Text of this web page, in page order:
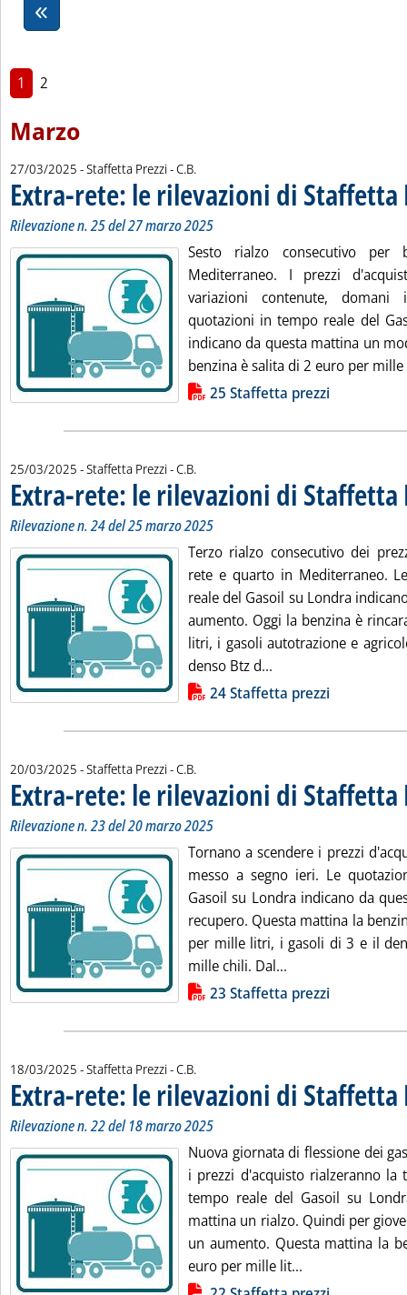
1 2
Marzo
27/03/2025 - Staffetta Prezzi -di:
C.B.
Extra-rete: le rilevazioni di Staffetta
Rilevazione n. 25 del 27 marzo 2025
Sesto rialzo consecutivo
Mediterraneo. I prezzi
variazioni contenute, domani
quotazioni in tempo reale del
indicano da questa mattina un
benzina è salita di 2 euro per mille
Lista allegati PDF alla notizia25 Staffetta prezzi
25/03/2025 - Staffetta Prezzi -di:
C.B.
Extra-rete: le rilevazioni di Staffetta
Rilevazione n. 24 del 25 marzo 2025
Terzo rialzo consecutivo dei
rete e quarto in Mediterraneo.
reale del Gasoil su Londra
aumento. Oggi la benzina è
litri, i gasoli autotrazione e
denso Btz d...
Lista allegati PDF alla notizia24 Staffetta prezzi
20/03/2025 - Staffetta Prezzi -di:
C.B.
Extra-rete: le rilevazioni di Staffetta
Rilevazione n. 23 del 20 marzo 2025
Tornano a scendere i prezzi
messo a segno ieri. Le
Gasoil su Londra indicano da
recupero. Questa mattina la
per mille litri, i gasoli di 3 e il
mille chili. Dal...
Lista allegati PDF alla notizia23 Staffetta prezzi
18/03/2025 - Staffetta Prezzi -di:
C.B.
Extra-rete: le rilevazioni di Staffetta
Rilevazione n. 22 del 18 marzo 2025
Nuova giornata di flessione dei
i prezzi d'acquisto rialzeranno la
tempo reale del Gasoil su
mattina un rialzo. Quindi per
un aumento. Questa mattina la
euro per mille lit...